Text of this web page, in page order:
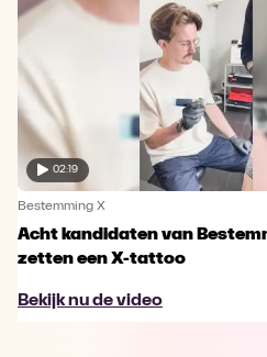
02:19
Bestemming X
Acht kandidaten van
zetten een X-tattoo
Bekijk nu de video